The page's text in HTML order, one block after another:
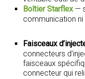
Boîtier Starflex—
communication
Faisceaux
connecteurs
faisceaux
connecteur qui